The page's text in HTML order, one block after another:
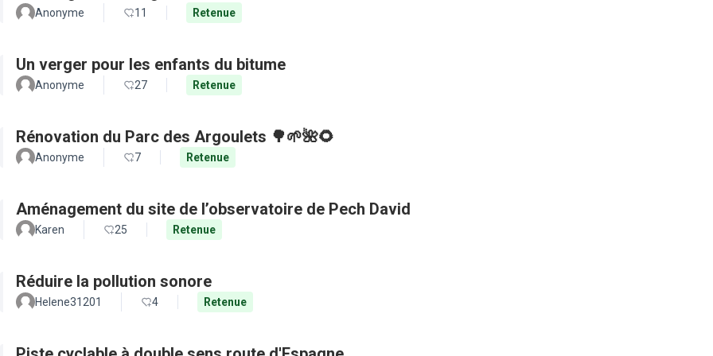
Anonyme 11 Retenue
Un verger pour les enfants du bitume
Anonyme 27 Retenue
Rénovation du Parc des Argoulets 🌳🌱🌺🌻
Anonyme 7 Retenue
Aménagement du site de l’observatoire de Pech David
Karen 25 Retenue
Réduire la pollution sonore
Helene31201 4 Retenue